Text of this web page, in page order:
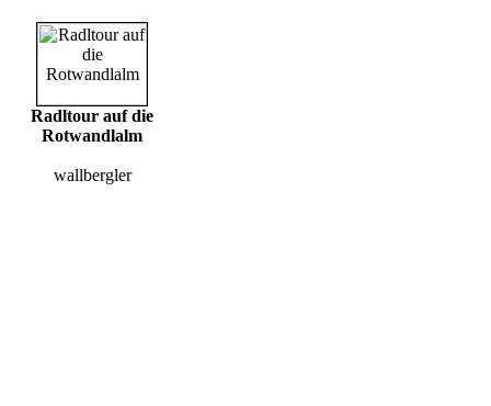
Radltour auf die
Rotwandlalm
wallbergler